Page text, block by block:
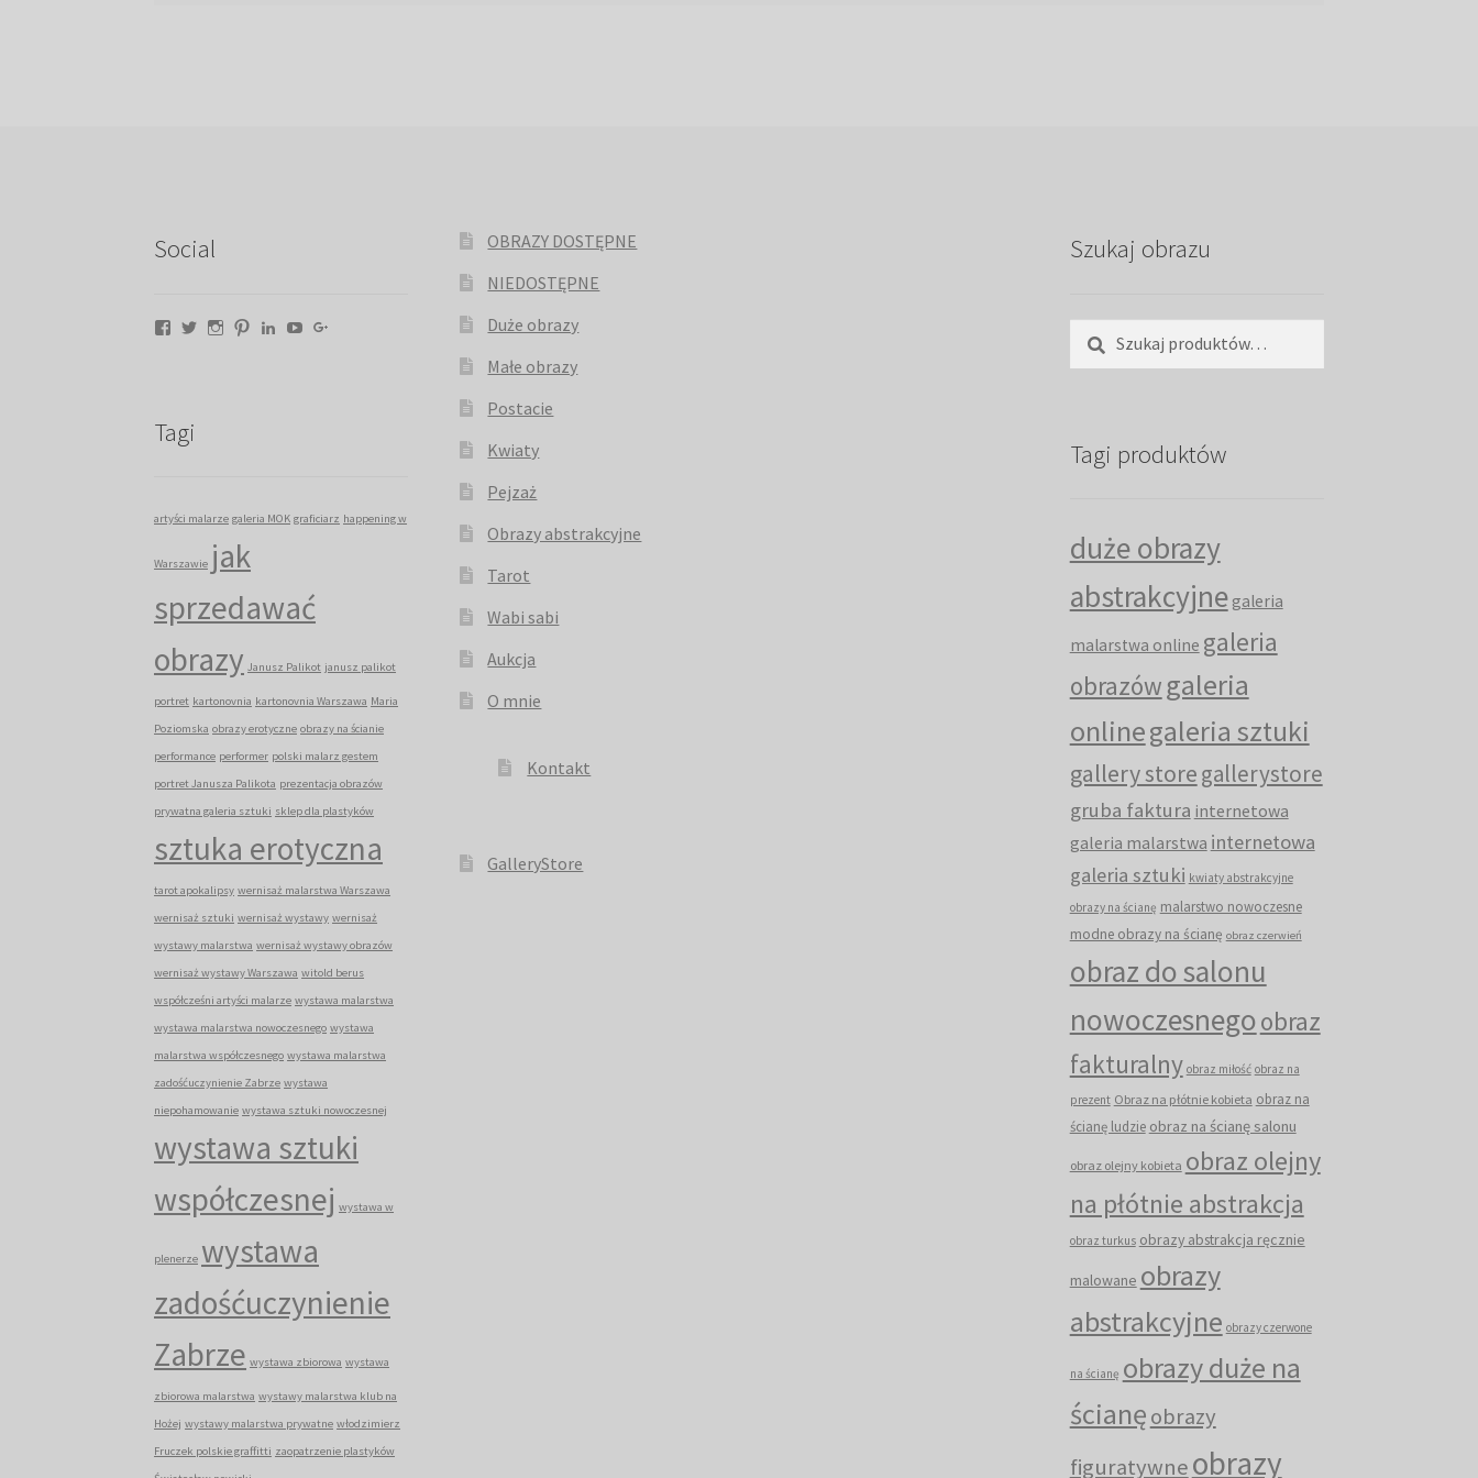
Social
Facebook
TwitterInstagram
PinterestLinkedInYouTube
Tagi
artyści malarze galeria MOK graficiarz happening w
Warszawie jak
sprzedawać
obrazy Janusz Palikot janusz palikot
portret kartonovnia kartonovnia Warszawa Maria
Poziomska obrazy erotyczne obrazy na ścianie
performance performer polski malarz gestem
portret Janusza Palikota prezentacja obrazów
prywatna galeria sztuki sklep dla plastyków
sztuka erotyczna
tarot apokalipsy wernisaż malarstwa Warszawa
wernisaż sztuki wernisaż wystawy wernisaż
wystawy malarstwa wernisaż wystawy obrazów
wernisaż wystawy Warszawa witold berus
współcześni artyści malarze wystawa malarstwa
wystawa malarstwa nowoczesnego wystawa
malarstwa współczesnego wystawa malarstwa
zadośćuczynienie Zabrze wystawa
niepohamowanie wystawa sztuki nowoczesnej
wystawa sztuki
współczesnej wystawa w
plenerze wystawa
zadośćuczynienie
Zabrze wystawa zbiorowa wystawa
zbiorowa malarstwa wystawy malarstwa klub na
Hożej wystawy malarstwa prywatne włodzimierz
Fruczek polskie graffitti zaopatrzenie plastyków
OBRAZY DOSTĘPNE
NIEDOSTĘPNE
Duże obrazy
Małe obrazy
Postacie
Kwiaty
Pejzaż
Obrazy abstrakcyjne
Tarot
Wabi sabi
Aukcja
O mnie
Kontakt
GalleryStore
Szukaj obrazu
Szukaj:
Szukaj
Tagi produktów
duże obrazy
abstrakcyjne galeria
malarstwa online galeria
obrazów galeria
onlinegaleria sztuki
gallery storegallerystore
gruba faktura internetowa
galeria malarstwa internetowa
galeria sztuki kwiaty abstrakcyjne
obrazy na ścianę malarstwo nowoczesne
modne obrazy na ścianę obraz czerwień
obraz do salonu
nowoczesnegoobraz
fakturalny obraz miłość obraz na
prezent Obraz na płótnie kobieta obraz na
ścianę ludzie obraz na ścianę salonu
obraz olejny kobieta obraz olejny
na płótnie abstrakcja
obraz turkus obrazy abstrakcja ręcznie
malowane obrazy
abstrakcyjne obrazy czerwone
na ścianę obrazy duże na
ścianęobrazy
figuratywneobrazy